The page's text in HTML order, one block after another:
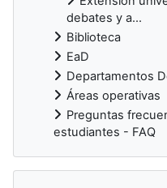
debates y a...
Biblioteca
EaD
Departamentos
Áreas operativas
Preguntas
estudiantes - FAQ